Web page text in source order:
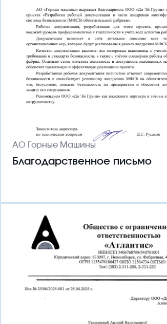
Компания История,
СОУТ
АО Горные Машины
Благодарственное письмо